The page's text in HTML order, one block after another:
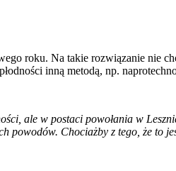
roku. Na takie rozwiązanie nie
inną metodą, np.
ale w postaci powołania w
Chociażby z tego, że to